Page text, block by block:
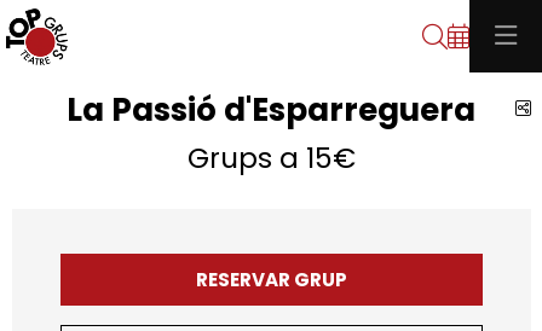
Cerca
La Passió d'Esparreguera
Grups a 15€
RESERVAR GRUP